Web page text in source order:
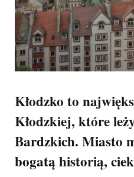
Kłodzko to
Kłodzkiej, które
Bardzkich. Miasto
bogatą historią,